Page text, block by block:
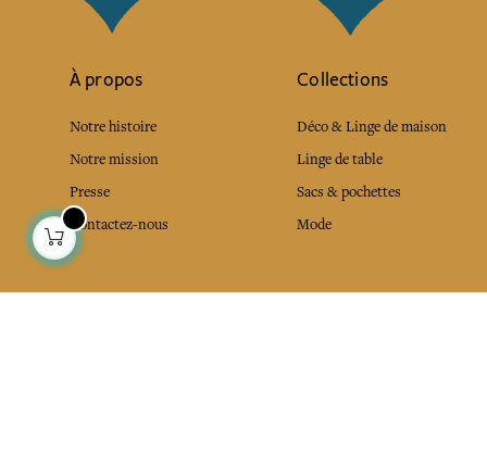
À propos
Notre histoire
Notre mission
Presse
Contactez-nous
Collections
Déco & Linge de maison
Linge de table
Sacs & pochettes
Mode